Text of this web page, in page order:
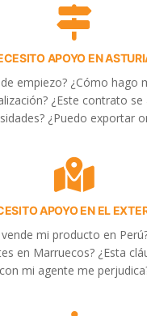
APOYO EN
empiezo? ¿Cómo hago
¿Este contrato
¿Puedo exportar
APOYO EN EL
mi producto en
en Marruecos? ¿Esta
con mi agente me